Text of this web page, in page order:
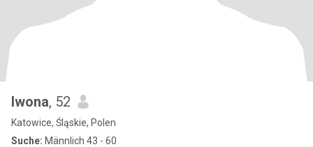
Iwona, 52
Katowice, Śląskie, Polen
Suche: Männlich 43 - 60